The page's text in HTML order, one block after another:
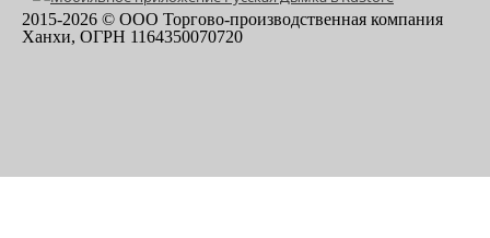
2015-2026 © ООО Торгово-производственная компания
Ханхи, ОГРН 1164350070720